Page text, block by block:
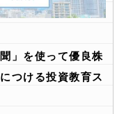
」を使って優良株
つける投資教育ス